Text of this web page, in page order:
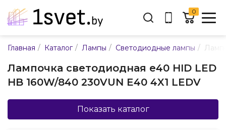
Адрес:
ул. Каменногорская, 45
Время работы:
Пн-пт с 9:00 до 17:30
E-mail:
info@mpsnab.by
0
Главная / Каталог / Лампы / Светодиодные лампы /
Лампочка светодиодная e40 HID LED
HB 160W/840 230VUN E40 4X1 LEDV
Показать каталог